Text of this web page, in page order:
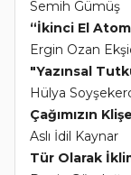
Semih Gümüş
“İkinci El
Ergin Ozan
"Yazınsal
Hülya
Çağımızın
Aslı İdil Kaynar
Tür Olarak